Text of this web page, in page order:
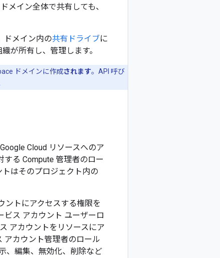
メイン全体で共有しても、
ドメイン内の共有ドライブに
が所有し、管理します。
ドメインに作成されます。API 呼び
Cloud リソースへのア
る Compute 管理者のロー
はそのプロジェクト内の
ントにアクセスする権限を
ス アカウント ユーザーロ
アカウントをリソースにア
アカウント管理者のロール
、編集、無効化、削除など